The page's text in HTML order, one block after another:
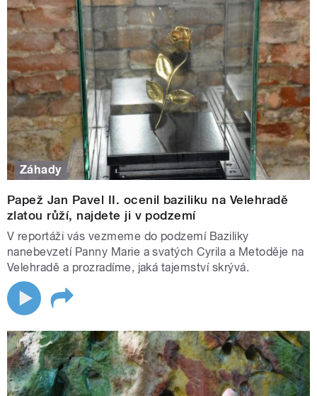
Urbanovský a od roku 2026 i redaktor Roman Verner.
Markéta Macháčková
"Když se rozhlédnete kolem sebe, může se vám zdát, že
vidíte jen známou krajinu. Místa, která mají jména, co vám
Záhady
Papež Jan Pavel II. ocenil baziliku na Velehradě
zlatou růží, najdete ji v podzemí
V reportáži vás vezmeme do podzemí Baziliky
nanebevzetí Panny Marie a svatých Cyrila a Metoděje na
Velehradě a prozradíme, jaká tajemství skrývá.